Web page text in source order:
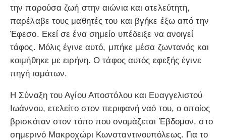
την παρούσα ζωή στην αιώνια και ατελεύτητη,
παρέλαβε τους μαθητές του και βγήκε έξω από την
Έφεσο. Εκεί σε ένα σημείο υπέδειξε να ανοιγεί
τάφος. Μόλις έγινε αυτό, μπήκε μέσα ζωντανός και
κοιμήθηκε με ειρήνη. Ο τάφος αυτός εφεξής έγινε
πηγή ιαμάτων.
Η Σύναξη του Αγίου Αποστόλου και Ευαγγελιστού
Ιωάννου, ετελείτο στον περιφανή ναό του, ο οποίος
βρισκόταν στον τόπο που ονομάζεται Έβδομον, στο
σημερινό Μακροχώρι Κωνσταντινουπόλεως. Για το